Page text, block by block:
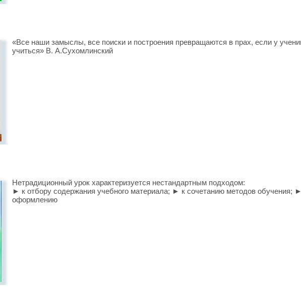
«Все наши замыслы, все поиски и построения превращаются в прах, если у
учиться» В. А.Сухомлинский
Нетрадиционный урок характеризуется нестандартным подходом:
► к отбору содержания учебного материала; ► к сочетанию методов обучения;
оформлению